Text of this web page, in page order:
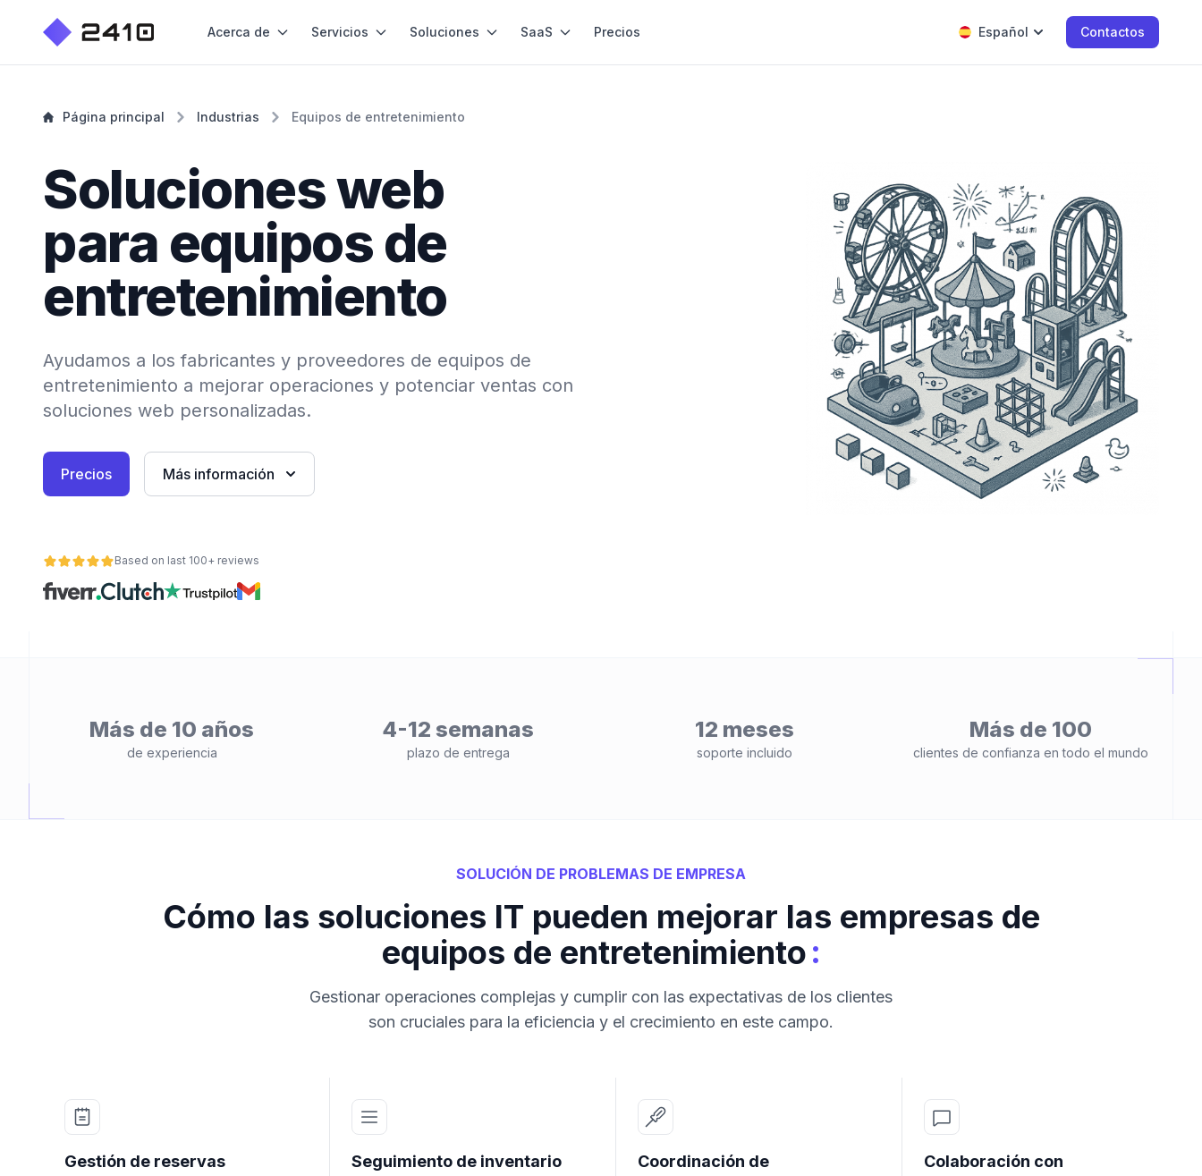
Acerca de Servicios Soluciones SaaS Precios Español Contactos
Página principal Industrias Equipos de entretenimiento
Soluciones web
para equipos de
entretenimiento
Ayudamos a los fabricantes y proveedores de equipos de
entretenimiento a mejorar operaciones y potenciar ventas con
soluciones web personalizadas.
Precios Más información
Based on last 100+ reviews
Más de 10 años
de experiencia
4-12 semanas
plazo de entrega
12 meses
soporte incluido
Más de 100
clientes de confianza en todo el mundo
SOLUCIÓN DE PROBLEMAS DE EMPRESA
Cómo las soluciones IT pueden mejorar las empresas de
equipos de entretenimiento:
Gestionar operaciones complejas y cumplir con las expectativas de los clientes
son cruciales para la eficiencia y el crecimiento en este campo.
Gestión de reservas Seguimiento de inventario
Coordinación de
Colaboración con